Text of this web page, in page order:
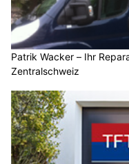
Patrik Wacker – Ihr
Zentralschweiz